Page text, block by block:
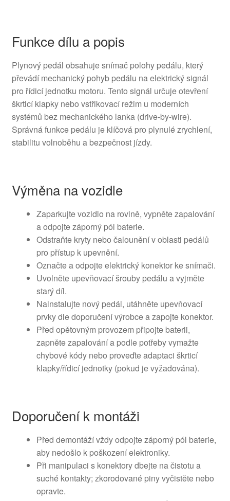
Funkce dílu a popis
Plynový pedál obsahuje snímač polohy pedálu, který
převádí mechanický pohyb pedálu na elektrický signál
pro řídicí jednotku motoru. Tento signál určuje otevření
škrticí klapky nebo vstřikovací režim u moderních
systémů bez mechanického lanka (drive-by-wire).
Správná funkce pedálu je klíčová pro plynulé zrychlení,
stabilitu volnoběhu a bezpečnost jízdy.
Výměna na vozidle
Zaparkujte vozidlo na rovině, vypněte zapalování
a odpojte záporný pól baterie.
Odstraňte kryty nebo čalounění v oblasti pedálů
pro přístup k upevnění.
Označte a odpojte elektrický konektor ke snímači.
Uvolněte upevňovací šrouby pedálu a vyjměte
starý díl.
Nainstalujte nový pedál, utáhněte upevňovací
prvky dle doporučení výrobce a zapojte konektor.
Před opětovným provozem připojte baterii,
zapněte zapalování a podle potřeby vymažte
chybové kódy nebo proveďte adaptaci škrticí
klapky/řídicí jednotky (pokud je vyžadována).
Doporučení k montáži
Před demontáží vždy odpojte záporný pól baterie,
aby nedošlo k poškození elektroniky.
Při manipulaci s konektory dbejte na čistotu a
suché kontakty; zkorodované piny vyčistěte nebo
opravte.